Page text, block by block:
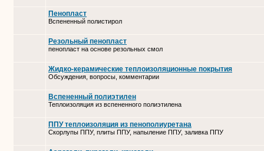
Пенопласт
Вспененный полистирол
Резольный пенопласт
пенопласт на основе резольных смол
Жидко-керамические теплоизоляционные покрытия
Обсуждения, вопросы, комментарии
Вспененный полиэтилен
Теплоизоляция из вспененного полиэтилена
ППУ теплоизоляция из пенополиуретана
Скорлупы ППУ, плиты ППУ, напыление ППУ, заливка ППУ